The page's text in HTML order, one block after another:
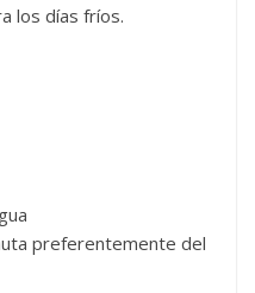
los días fríos.
preferentemente del